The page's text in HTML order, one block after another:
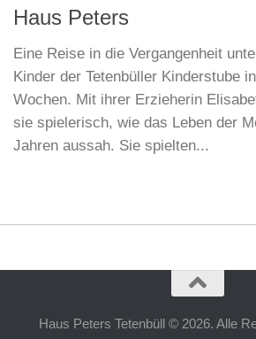
Haus Peters
Eine Reise in die Vergangenheit
Kinder der Tetenbüller Kinderstube
Wochen. Mit ihrer Erzieherin
sie spielerisch, wie das Leben der
Jahren aussah. Sie spielten...
Haus Peters Tetenbüll © 2026. Alle